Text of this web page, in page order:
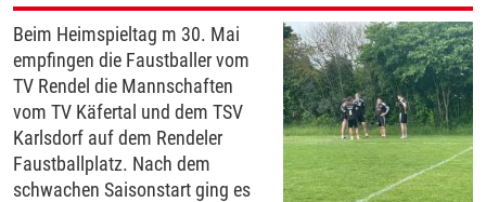
Beim Heimspieltag m 30. Mai
empfingen die Faustballer vom
TV Rendel die Mannschaften
vom TV Käfertal und dem TSV
Karlsdorf auf dem Rendeler
Faustballplatz. Nach dem
schwachen Saisonstart ging es